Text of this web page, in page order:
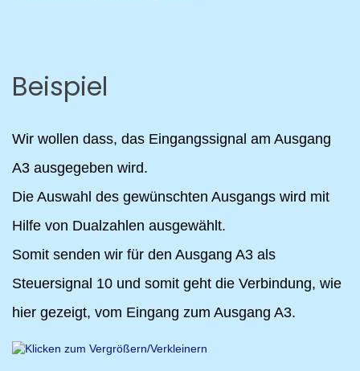
Beispiel
Wir wollen dass, das Eingangssignal am Ausgang
A3 ausgegeben wird.
Die Auswahl des gewünschten Ausgangs wird mit
Hilfe von Dualzahlen ausgewählt.
Somit senden wir für den Ausgang A3 als
Steuersignal 10 und somit geht die Verbindung, wie
hier gezeigt, vom Eingang zum Ausgang A3.